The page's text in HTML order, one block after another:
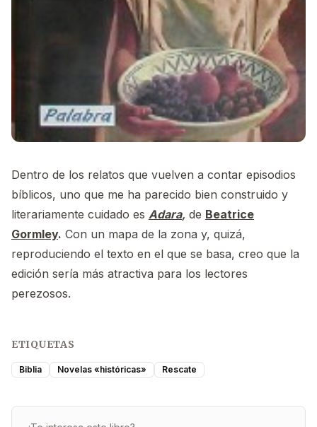
Dentro de los relatos que vuelven a contar episodios
bíblicos, uno que me ha parecido bien construido y
literariamente cuidado es Adara, de Beatrice
Gormley. Con un mapa de la zona y, quizá,
reproduciendo el texto en el que se basa, creo que la
edición sería más atractiva para los lectores
perezosos.
ETIQUETAS
Biblia Novelas «históricas» Rescate